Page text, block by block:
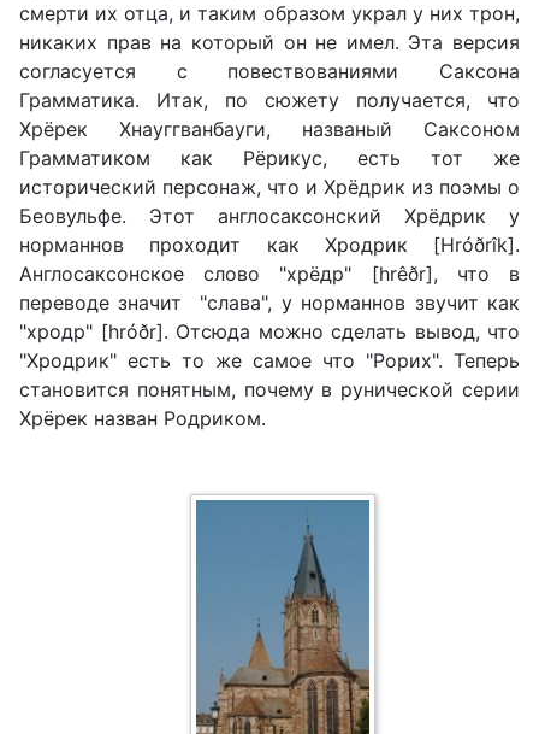
смерти их отца, и таким образом украл у них трон,
никаких прав на который он не имел. Эта версия
согласуется с повествованиями Саксона
Грамматика. Итак, по сюжету получается, что
Хрёрек Хнауггванбауги, названый Саксоном
Грамматиком как Рёрикус, есть тот же
исторический персонаж, что и Хрёдрик из поэмы о
Беовульфе. Этот англосаксонский Хрёдрик у
норманнов проходит как Хродрик [Hróðrîk].
Англосаксонское слово "хрёдр" [hrêðr], что в
переводе значит "слава", у норманнов звучит как
"хродр" [hróðr]. Отсюда можно сделать вывод, что
"Хродрик" есть то же самое что "Рорих". Теперь
становится понятным, почему в рунической серии
Хрёрек назван Родриком.